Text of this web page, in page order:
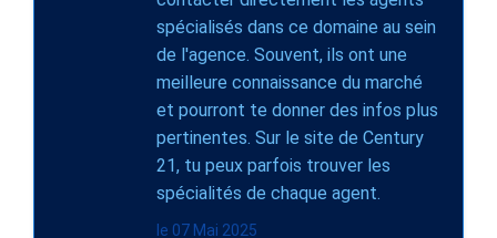
spécialisés dans ce domaine au sein
de l'agence. Souvent, ils ont une
meilleure connaissance du marché
et pourront te donner des infos plus
pertinentes. Sur le site de Century
21, tu peux parfois trouver les
spécialités de chaque agent.
le 07 Mai 2025